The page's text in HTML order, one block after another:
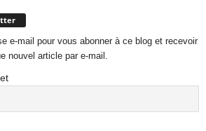
e-mail pour vous abonner à ce blog et recevoir
nouvel article par e-mail.